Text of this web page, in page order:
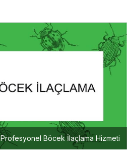
Profesyonel Böcek İlaçlama Hizmeti